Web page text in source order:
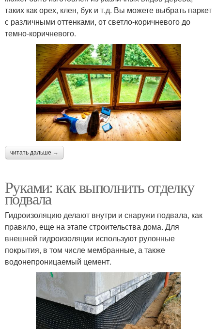
таких как орех, клен, бук и т.д. Вы можете выбрать паркет
с различными оттенками, от светло-коричневого до
темно-коричневого.
читать дальше →
Руками: как выполнить отделку
подвала
Гидроизоляцию делают внутри и снаружи подвала, как
правило, еще на этапе строительства дома. Для
внешней гидроизоляции используют рулонные
покрытия, в том числе мембранные, а также
водонепроницаемый цемент.